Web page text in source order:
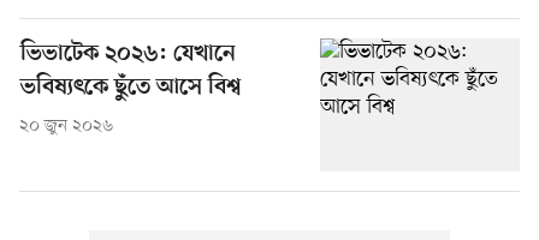
ভিভাটেক ২০২৬: যেখানে
ভবিষ্যৎকে ছুঁতে আসে বিশ্ব
২০ জুন ২০২৬